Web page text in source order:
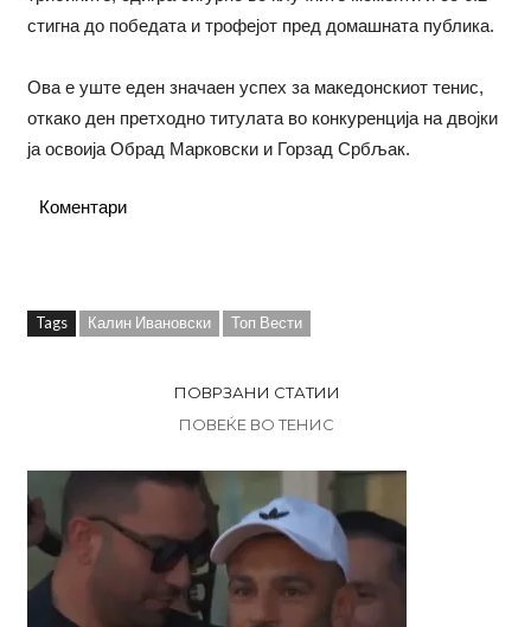
стигна до победата и трофејот пред домашната публика.
Ова е уште еден значаен успех за македонскиот тенис,
откако ден претходно титулата во конкуренција на двојки
ја освоија Обрад Марковски и Горзад Србљак.
Коментари
Tags Калин Ивановски Топ Вести
ПОВРЗАНИ СТАТИИ
ПОВЕЌЕ ВО ТЕНИС